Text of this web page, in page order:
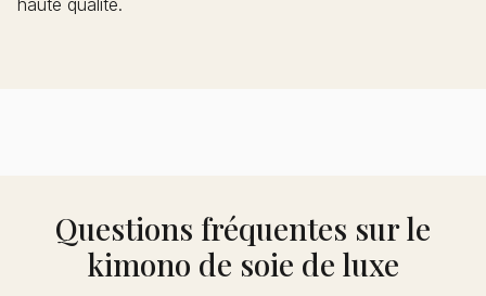
Questions fréquentes sur le
kimono de soie de luxe